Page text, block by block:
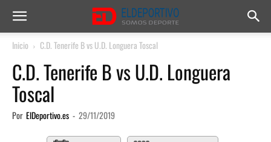
Inicio C.D. Tenerife B vs U.D. Longuera Toscal
C.D. Tenerife B vs U.D. Longuera
Toscal
Por ElDeportivo.es - 29/11/2019